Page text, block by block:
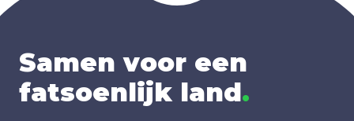
Samen voor een
fatsoenlijk land.